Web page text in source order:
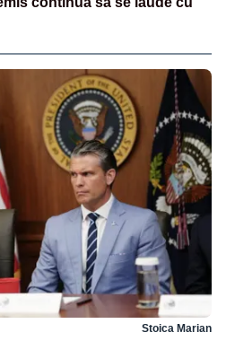
Stoica Marian